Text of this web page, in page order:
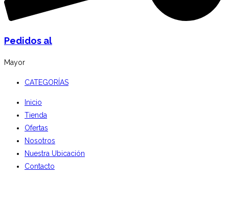
Pedidos al
Mayor
CATEGORÍAS
Inicio
Tienda
Ofertas
Nosotros
Nuestra Ubicación
Contacto